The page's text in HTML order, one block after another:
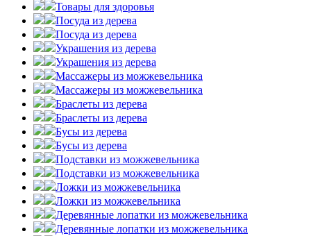
Товары для здоровья
Посуда из дерева
Посуда из дерева
Украшения из дерева
Украшения из дерева
Массажеры из можжевельника
Массажеры из можжевельника
Браслеты из дерева
Браслеты из дерева
Бусы из дерева
Бусы из дерева
Подставки из можжевельника
Подставки из можжевельника
Ложки из можжевельника
Ложки из можжевельника
Деревянные лопатки из можжевельника
Деревянные лопатки из можжевельника